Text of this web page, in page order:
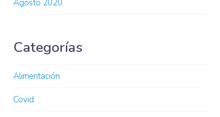
Agosto 2020
Categorías
Alimentación
Covid